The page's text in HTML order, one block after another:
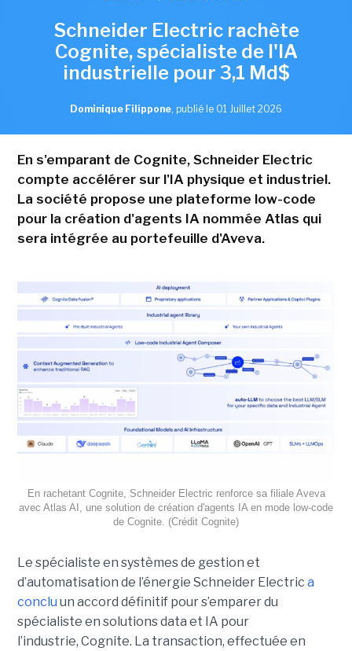
Schneider Electric rachète
Cognite, spécialiste de l'IA
industrielle pour 3,1 Md$
Dominique Filippone, publié le 01 Juillet 2026
En s'emparant de Cognite, Schneider Electric
compte accélérer sur l'IA physique et industriel.
La société propose une plateforme low-code
pour la création d'agents IA nommée Atlas qui
sera intégrée au portefeuille d'Aveva.
En rachetant Cognite, Schneider Electric renforce sa filiale Aveva
avec Atlas AI, une solution de création d'agents IA en mode low-code
de Cognite. (Crédit Cognite)
Le spécialiste en systèmes de gestion et
d’automatisation de l’énergie Schneider Electric a
conclu un accord définitif pour s’emparer du
spécialiste en solutions data et IA pour
l’industrie, Cognite. La transaction, effectuée en